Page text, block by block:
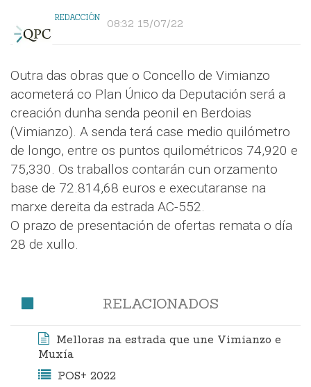
REDACCIÓN 08:32 15/07/22
Outra das obras que o Concello de Vimianzo
acometerá co Plan Único da Deputación será a
creación dunha senda peonil en Berdoias
(Vimianzo). A senda terá case medio quilómetro
de longo, entre os puntos quilométricos 74,920 e
75,330. Os traballos contarán cun orzamento
base de 72.814,68 euros e executaranse na
marxe dereita da estrada AC-552.
O prazo de presentación de ofertas remata o día
28 de xullo.
RELACIONADOS
Melloras na estrada que une Vimianzo e
Muxía
POS+ 2022